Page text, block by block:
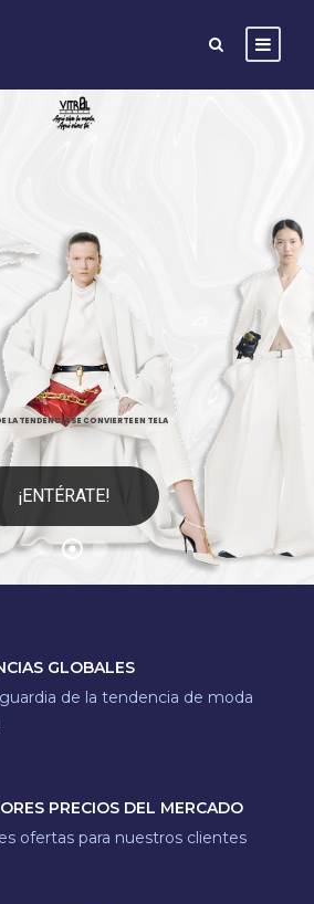
¡ENTERATE!
GLOBALES
de la tendencia de moda
PRECIOS DEL MERCADO
ofertas para nuestros clientes